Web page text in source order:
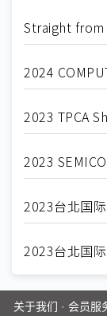
Straight from
2024
2023 TPCA
2023
2023台北国
2023台北国
关于我们 · 会员服